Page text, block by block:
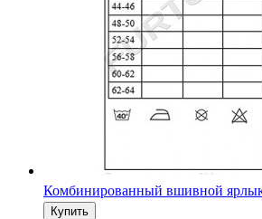
Комбинированный вшивной